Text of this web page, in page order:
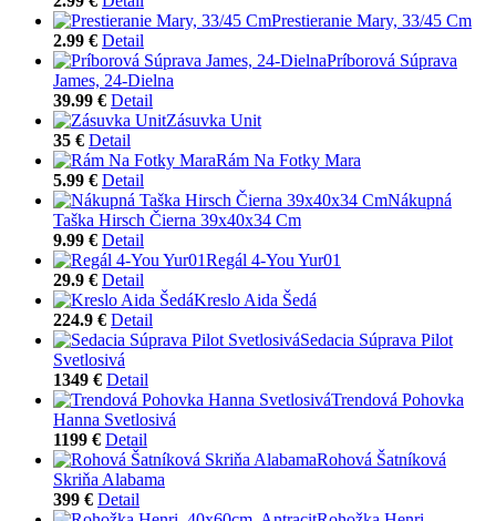
Prestieranie Mary, 33/45 Cm
2.99 € Detail
Príborová Súprava
James, 24-Dielna
39.99 € Detail
Zásuvka Unit
35 € Detail
Rám Na Fotky Mara
5.99 € Detail
Nákupná
Taška Hirsch Čierna 39x40x34 Cm
9.99 € Detail
Regál 4-You Yur01
29.9 € Detail
Kreslo Aida Šedá
224.9 € Detail
Sedacia Súprava Pilot
Svetlosivá
1349 € Detail
Trendová Pohovka
Hanna Svetlosivá
1199 € Detail
Rohová Šatníková
Skriňa Alabama
399 € Detail